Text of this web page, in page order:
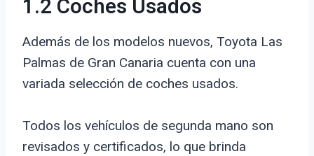
1.2 Coches Usados
Además de los modelos nuevos, Toyota Las
Palmas de Gran Canaria cuenta con una
variada selección de coches usados.
Todos los vehículos de segunda mano son
revisados y certificados, lo que brinda